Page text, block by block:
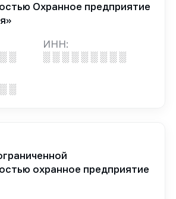
Охранное предприятие
░
ИНН:
░ ░ ░ ░ ░ ░ ░ ░ ░
░
охранное предприятие